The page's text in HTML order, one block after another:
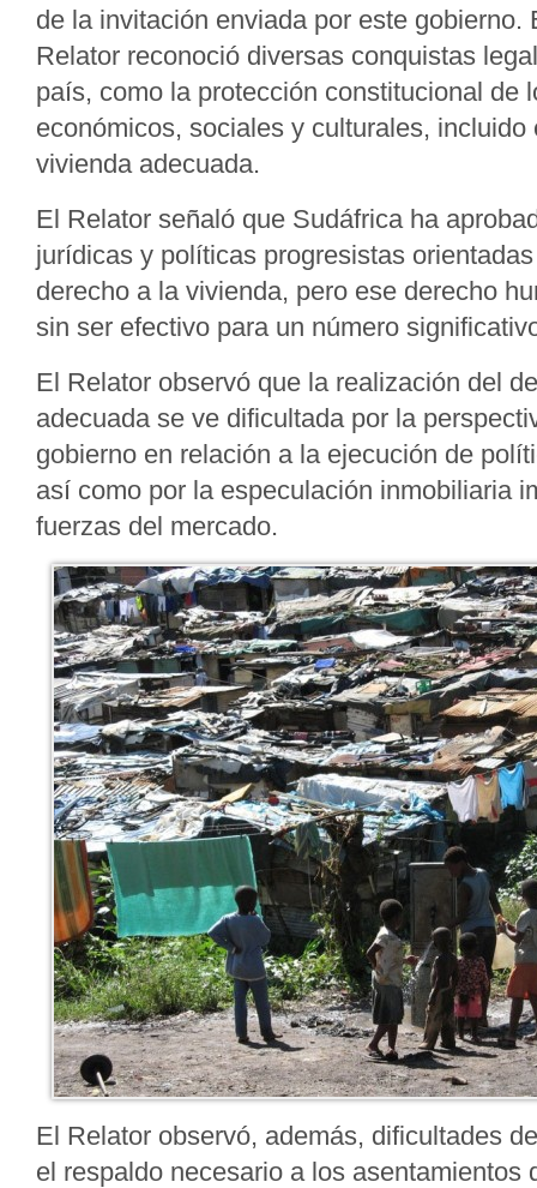
de la invitación enviada por este gobierno.
Relator reconoció diversas conquistas
país, como la protección constitucional de
económicos, sociales y culturales, incluido
vivienda adecuada.
El Relator señaló que Sudáfrica ha
jurídicas y políticas progresistas
derecho a la vivienda, pero ese derecho
sin ser efectivo para un número
El Relator observó que la realización del
adecuada se ve dificultada por la
gobierno en relación a la ejecución de
así como por la especulación inmobiliaria
fuerzas del mercado.
El Relator observó, además, dificultades
el respaldo necesario a los asentamientos